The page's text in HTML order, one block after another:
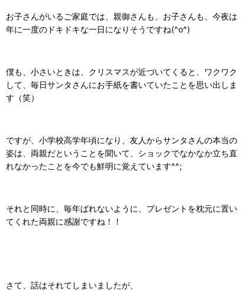
お子さんがいるご家庭では、親御さんも、お子さんも、今夜は
年に一度のドキドキな一日になりそうですね(^o^)
僕も、小さいときは、クリスマスが近づいてくると、ワクワク
して、毎日サンタさんにお手紙を書いていたことを思い出しま
す（笑）
ですが、小学校高学年頃になり、友人からサンタさんの本当の
姿は、両親だということを聞いて、ショックでなかなか立ち直
れなかったことを今でも鮮明に覚えています^^;
それと同時に、毎年ばれないように、プレゼントを枕元に置い
てくれた両親に感謝ですね！！
さて、話はそれてしまいましたが、